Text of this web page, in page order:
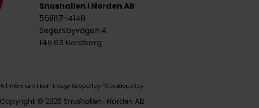
Snushallen i Norden AB
559117-4148
Segersbyvägen 4
145 63 Norsborg
Allmänna villkor| Integritetspolicy| Cookiepolicy
Copyright © 2026 Snushallen i Norden AB